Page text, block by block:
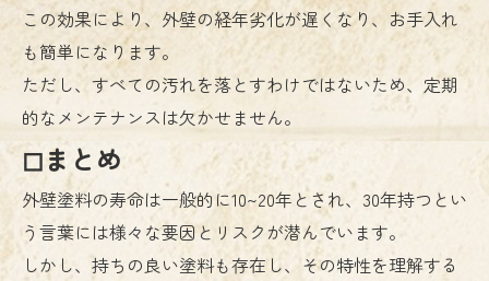
この効果により、外壁の経年劣化が遅くなり、お手入れ
も簡単になります。
ただし、すべての汚れを落とすわけではないため、定期
的なメンテナンスは欠かせません。
◻︎まとめ
外壁塗料の寿命は一般的に10~20年とされ、30年持つとい
う言葉には様々な要因とリスクが潜んでいます。
しかし、持ちの良い塗料も存在し、その特性を理解する